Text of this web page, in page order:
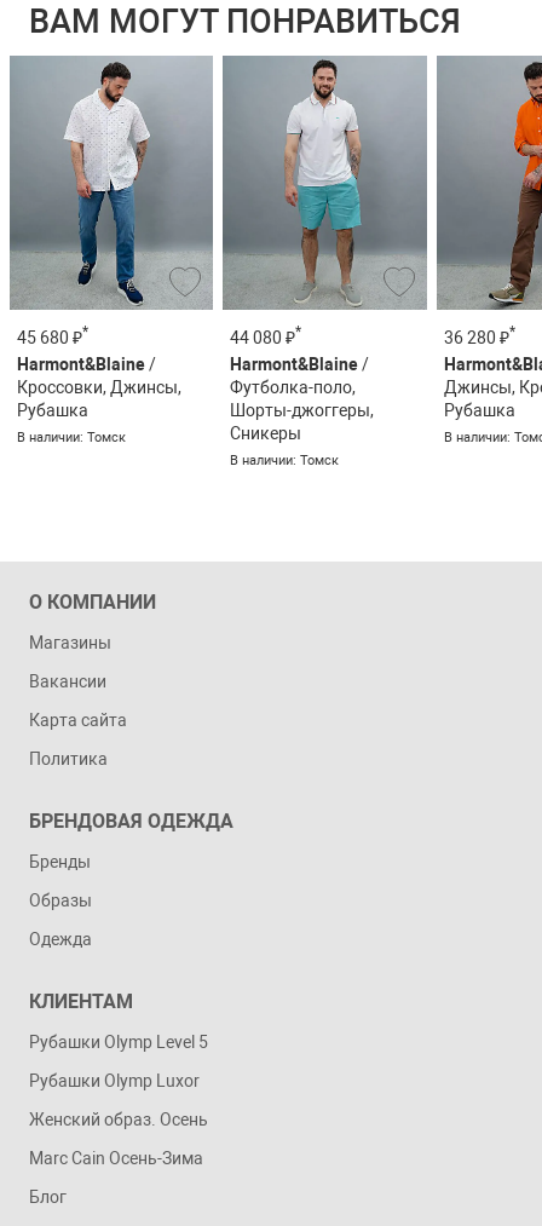
ВАМ МОГУТ ПОНРАВИТЬСЯ
45 680 ₽*
Harmont&Blaine/
Кроссовки, Джинсы,
Рубашка
В наличии: Томск
44 080 ₽*
Harmont&Blaine/
Футболка-поло,
Шорты-джоггеры,
Сникеры
В наличии: Томск
36 280 ₽*
Джинсы,
Рубашка
В наличии:
О КОМПАНИИ
Магазины
Вакансии
Карта сайта
Политика
БРЕНДОВАЯ ОДЕЖДА
Бренды
Образы
Одежда
КЛИЕНТАМ
Рубашки Olymp Level 5
Рубашки Olymp Luxor
Женский образ. Осень
Marc Cain Осень-Зима
Блог